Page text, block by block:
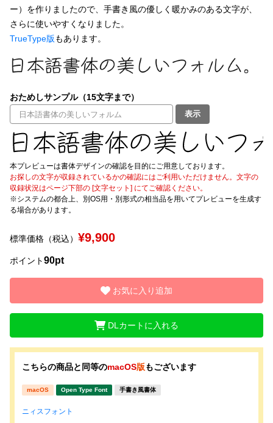
お気に入り
ご利用ガイド
よくあるご質問
お問い合わせ
江戸文字 デザイン毛筆
太さ・ウェイト
セット or 単体
文字種類
ー）を作りましたので、手書き風の優しく暖かみのある文字が、
さらに使いやすくなりました。
TrueType版もあります。
おためしサンプル（15文字まで）
表示
本プレビューは書体デザインの確認を目的にご用意しております。
お探しの文字が収録されているかの確認にはご利用いただけません。文字の
収録状況はページ下部の [文字セット] にてご確認ください。
※システムの都合上、別OS用・別形式の相当品を用いてプレビューを生成す
る場合があります。
標準価格（税込） ¥9,900
ポイント90pt
お気に入り追加
DLカートに入れる
こちらの商品と同等のmacOS版もございます
macOS Open Type Font 手書き風書体
ニィスフォント